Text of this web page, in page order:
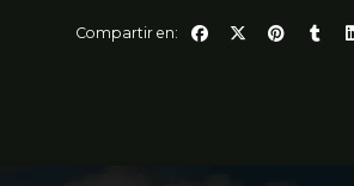
Compartir en: